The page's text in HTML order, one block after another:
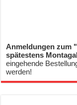
Anmeldungen zum
spätestens
eingehende
werden!